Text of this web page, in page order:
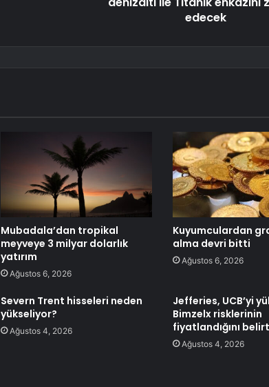
edecek
Mubadala’dan tropikal
meyveye 3 milyar dolarlık
yatırım
Ağustos 6, 2026
Kuyumculardan
alma devri bitti
Ağustos 6, 2026
Severn Trent hisseleri neden
yükseliyor?
Ağustos 4, 2026
Jefferies, UCB’yi
Bimzelx risklerinin
fiyatlandığını
Ağustos 4, 2026